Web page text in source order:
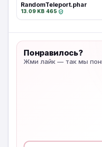
RandomTeleport.phar
13.09 KB·465·
Понравилось?
Жми лайк — так мы